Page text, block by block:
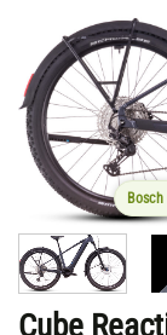
Bosch
Cube